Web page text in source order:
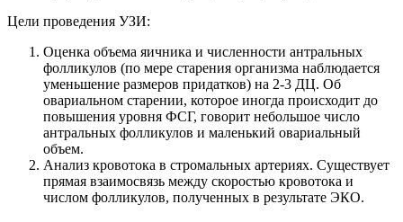
Цели проведения УЗИ:
Оценка объема яичника и численности антральных
фолликулов (по мере старения организма наблюдается
уменьшение размеров придатков) на 2-3 ДЦ. Об
овариальном старении, которое иногда происходит до
повышения уровня ФСГ, говорит небольшое число
антральных фолликулов и маленький овариальный
объем.
Анализ кровотока в стромальных артериях. Существует
прямая взаимосвязь между скоростью кровотока и
числом фолликулов, полученных в результате ЭКО.